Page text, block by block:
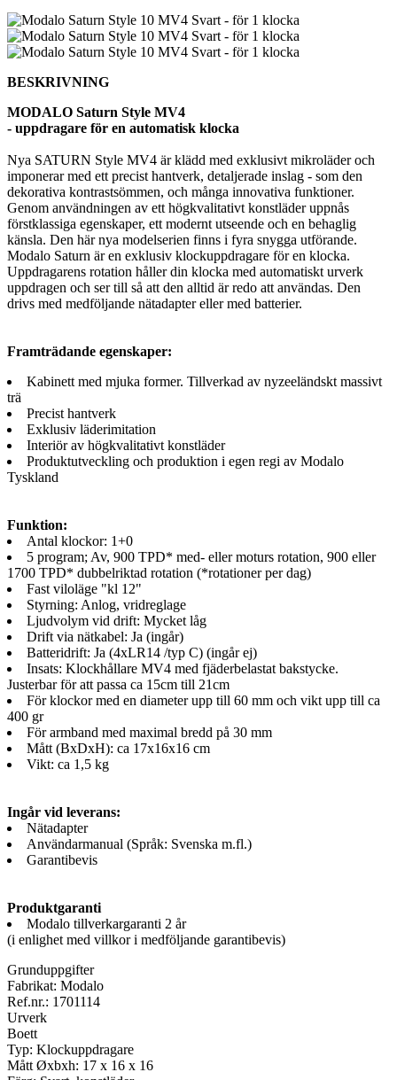
BESKRIVNING
MODALO Saturn Style MV4
- uppdragare för en automatisk klocka
Nya SATURN Style MV4 är klädd med exklusivt mikroläder och
imponerar med ett precist hantverk, detaljerade inslag - som den
dekorativa kontrastsömmen, och många innovativa funktioner.
Genom användningen av ett högkvalitativt konstläder uppnås
förstklassiga egenskaper, ett modernt utseende och en behaglig
känsla. Den här nya modelserien finns i fyra snygga utförande.
Modalo Saturn är en exklusiv klockuppdragare för en klocka.
Uppdragarens rotation håller din klocka med automatiskt urverk
uppdragen och ser till så att den alltid är redo att användas. Den
drivs med medföljande nätadapter eller med batterier.
Framträdande egenskaper:
Kabinett med mjuka former. Tillverkad av nyzeeländskt massivt
trä
Precist hantverk
Exklusiv läderimitation
Interiör av högkvalitativt konstläder
Produktutveckling och produktion i egen regi av Modalo
Tyskland
Funktion:
Antal klockor: 1+0
5 program; Av, 900 TPD* med- eller moturs rotation, 900 eller
1700 TPD* dubbelriktad rotation (*rotationer per dag)
Fast viloläge "kl 12"
Styrning: Anlog, vridreglage
Ljudvolym vid drift: Mycket låg
Drift via nätkabel: Ja (ingår)
Batteridrift: Ja (4xLR14 /typ C) (ingår ej)
Insats: Klockhållare MV4 med fjäderbelastat bakstycke.
Justerbar för att passa ca 15cm till 21cm
För klockor med en diameter upp till 60 mm och vikt upp till ca
400 gr
För armband med maximal bredd på 30 mm
Mått (BxDxH): ca 17x16x16 cm
Vikt: ca 1,5 kg
Ingår vid leverans:
Nätadapter
Användarmanual (Språk: Svenska m.fl.)
Garantibevis
Produktgaranti
Modalo tillverkargaranti 2 år
(i enlighet med villkor i medföljande garantibevis)
Grunduppgifter
Fabrikat: Modalo
Ref.nr.: 1701114
Urverk
Boett
Typ: Klockuppdragare
Mått Øxbxh: 17 x 16 x 16